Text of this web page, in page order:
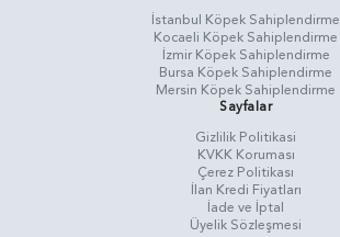
İstanbul Köpek Sahiplendirme
Kocaeli Köpek Sahiplendirme
İzmir Köpek Sahiplendirme
Bursa Köpek Sahiplendirme
Mersin Köpek Sahiplendirme
Sayfalar
Gizlilik Politikasi
KVKK Koruması
Çerez Politikası
İlan Kredi Fiyatları
İade ve İptal
Üyelik Sözleşmesi